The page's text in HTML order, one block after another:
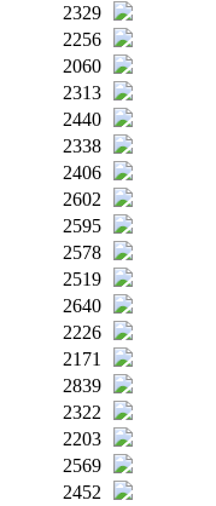
2329
2256
2060
2313
2440
2338
2406
2602
2595
2578
2519
2640
2226
2171
2839
2322
2203
2569
2452